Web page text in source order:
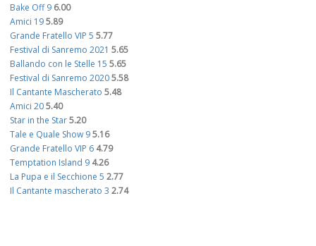
Bake Off 9 6.00
Amici 195.89
Grande Fratello VIP 5 5.77
Festival di Sanremo 2021 5.65
Ballando con le Stelle 15 5.65
Festival di Sanremo 20205.58
Il Cantante Mascherato 5.48
Amici 205.40
Star in the Star5.20
Tale e Quale Show 95.16
Grande Fratello VIP 6 4.79
Temptation Island 9 4.26
La Pupa e il Secchione 5 2.77
Il Cantante mascherato 3 2.74